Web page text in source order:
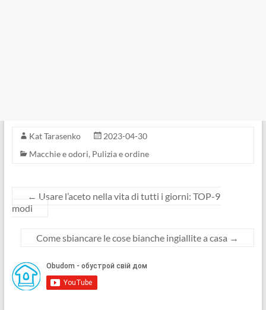
Kat Tarasenko
2023-04-30
Macchie e odori, Pulizia e ordine
← Usare l’aceto nella vita di tutti i giorni: TOP-9
modi
Come sbiancare le cose bianche ingiallite a casa →